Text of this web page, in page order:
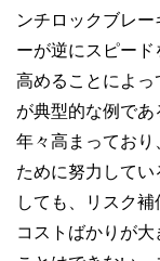
ンチロックブレ
ーが逆にスピー
高めることによ
が典型的な例で
年々高まっており
ために努力して
しても、リスク補
コストばかりが